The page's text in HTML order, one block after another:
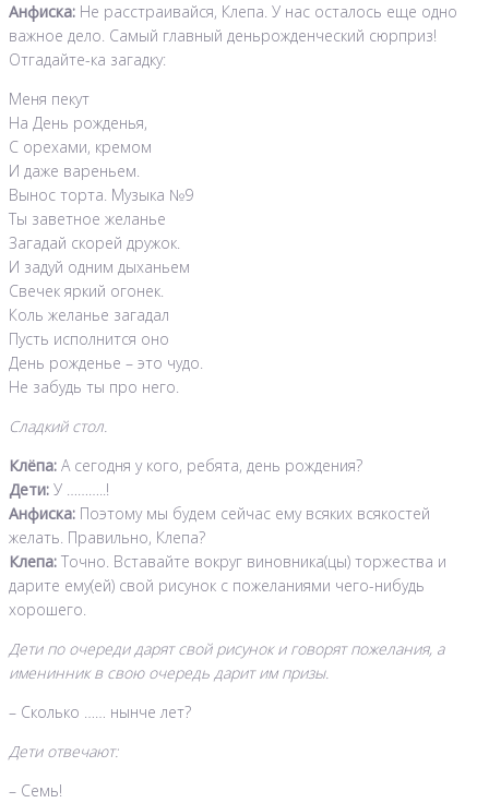
Анфиска: Не расстраивайся, Клепа. У нас осталось еще одно
важное дело. Самый главный деньрожденческий сюрприз!
Отгадайте-ка загадку:
Меня пекут
На День рожденья,
С орехами, кремом
И даже вареньем.
Вынос торта. Музыка №9
Ты заветное желанье
Загадай скорей дружок.
И задуй одним дыханьем
Свечек яркий огонек.
Коль желанье загадал
Пусть исполнится оно
День рожденье – это чудо.
Не забудь ты про него.
Сладкий стол.
Клёпа: А сегодня у кого, ребята, день рождения?
Дети: У ………..!
Анфиска: Поэтому мы будем сейчас ему всяких всякостей
желать. Правильно, Клепа?
Клепа: Точно. Вставайте вокруг виновника(цы) торжества и
дарите ему(ей) свой рисунок с пожеланиями чего-нибудь
хорошего.
Дети по очереди дарят свой рисунок и говорят пожелания, а
именинник в свою очередь дарит им призы.
– Сколько …… нынче лет?
Дети отвечают:
– Семь!